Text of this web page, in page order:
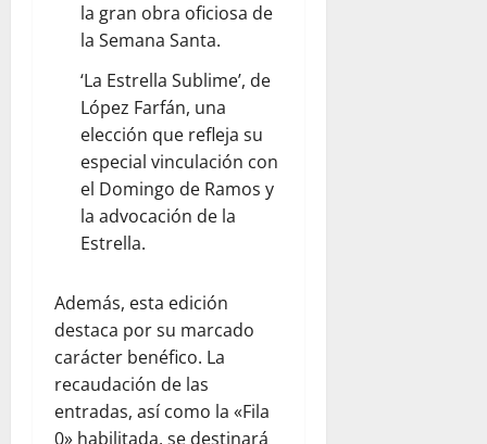
la gran obra oficiosa de
la Semana Santa.
‘La Estrella Sublime’, de
López Farfán, una
elección que refleja su
especial vinculación con
el Domingo de Ramos y
la advocación de la
Estrella.
Además, esta edición
destaca por su marcado
carácter benéfico. La
recaudación de las
entradas, así como la «Fila
0» habilitada, se destinará